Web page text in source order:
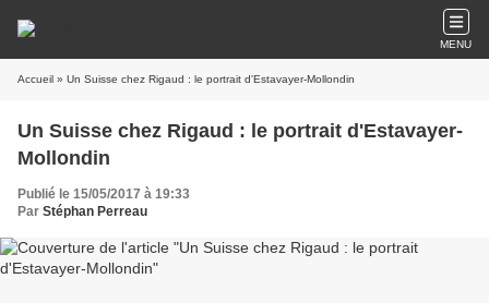
MENU
Accueil » Un Suisse chez Rigaud : le portrait d'Estavayer-Mollondin
Un Suisse chez Rigaud : le portrait d'Estavayer-
Mollondin
Publié le 15/05/2017 à 19:33
Par Stéphan Perreau